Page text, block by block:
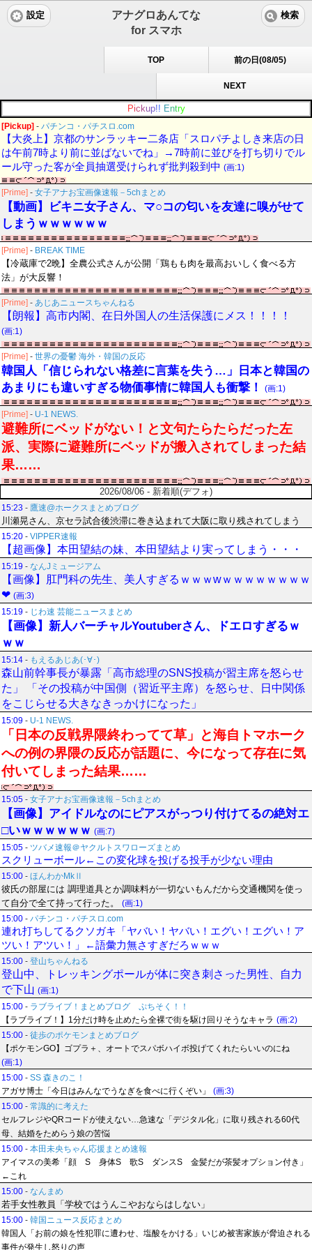
アナグロあんてな
for スマホ
設定 検索
TOP 前の日(08/05)
NEXT
Pic kup!! Entry
[Pickup] - パチンコ・パチスロ.com
【大炎上】京都のサンラッキー二条店「スロパチよしき来店の日
は午前7時より前に並ばないでね」→7時前に並びを打ち切りでル
ール守った客が全員抽選受けられず批判殺到中 (画:1)
[Prime] - 女子アナお宝画像速報－5chまとめ
【動画】ビキニ女子さん、マ○コの匂いを友達に嗅がせて
しまうｗｗｗｗｗｗ
[Prime] - BREAK TIME
【冷蔵庫で2晩】全農公式さんが公開「鶏もも肉を最高おいしく食べる方
法」が大反響！
[Prime] - あじあニュースちゃんねる
【朗報】高市内閣、在日外国人の生活保護にメス！！！！
(画:1)
[Prime] - 世界の憂鬱 海外・韓国の反応
韓国人「信じられない格差に言葉を失う…」日本と韓国の
あまりにも違いすぎる物価事情に韓国人も衝撃！
(画:1)
[Prime] - U-1 NEWS.
避難所にベッドがない！と文句たらたらだった左
派、実際に避難所にベッドが搬入されてしまった結
果……
2026/08/06 - 新着順(デフォ)
15:23 - 鷹速@ホークスまとめブログ
川瀬晃さん、京セラ試合後渋滞に巻き込まれて大阪に取り残されてしまう
15:20 - VIPPER速報
【超画像】本田望結の妹、本田望結より実ってしまう・・・
15:19 - なんJミュージアム
【画像】肛門科の先生、美人すぎるｗｗｗwｗｗｗｗｗｗｗｗ
❤ (画:3)
15:19 - じわ速 芸能ニュースまとめ
【画像】新人バーチャルYoutuberさん、ドエロすぎるｗ
ｗｗ
15:14 - もえるあじあ(･∀･)
森山前幹事長が暴露「高市総理のSNS投稿が習主席を怒らせ
た」 「その投稿が中国側（習近平主席）を怒らせ、日中関係
をこじらせる大きなきっかけになった」
15:09 - U-1 NEWS.
「日本の反戦界隈終わってて草」と海自トマホーク
への例の界隈の反応が話題に、今になって存在に気
付いてしまった結果……
15:05 - 女子アナお宝画像速報－5chまとめ
【画像】アイドルなのにピアスがっつり付けてるの絶対エ
□いｗｗｗｗｗｗ (画:7)
15:05 - ツバメ速報＠ヤクルトスワローズまとめ
スクリューボール←この変化球を投げる投手が少ない理由
15:00 - ほんわかMkⅡ
彼氏の部屋には 調理道具とか調味料が一切ないもんだから交通機関を使っ
て自分で全て持って行った。
(画:1)
15:00 - パチンコ・パチスロ.com
連れ打ちしてるクソガキ「ヤバい！ヤバい！エグい！エグい！ア
ツい！アツい！」←語彙力無さすぎだろｗｗｗ
15:00 - 登山ちゃんねる
登山中、トレッキングポールが体に突き刺さった男性、自力
で下山 (画:1)
15:00 - ラブライブ！まとめブログ ぷちそく！！
【ラブライブ！】1分だけ時を止めたら全裸で街を駆け回りそうなキャラ (画:2)
15:00 - 徒歩のポケモンまとめブログ
【ポケモンGO】ゴプラ＋、オートでスパボハイボ投げてくれたらいいのにね
(画:1)
15:00 - SS 森きのこ！
アガサ博士「今日はみんなでうなぎを食べに行くぞい」
(画:3)
15:00 - 常識的に考えた
セルフレジやQRコードが使えない…急速な「デジタル化」に取り残される60代
母、結婚をためらう娘の苦悩
15:00 - 本田未央ちゃん応援まとめ速報
アイマスの美希「顔 S 身体S 歌S ダンスS 金髪だが茶髪オプション付き」
←これ
15:00 - なんまめ
若手女性教員「学校ではうんこやおならはしない」
15:00 - 韓国ニュース反応まとめ
韓国人「お前の娘を性犯罪に遭わせ、塩酸をかける」いじめ被害家族が脅迫される
事件が発生し怒りの声